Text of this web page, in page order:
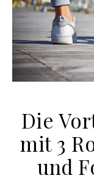
Die
mit 3
und